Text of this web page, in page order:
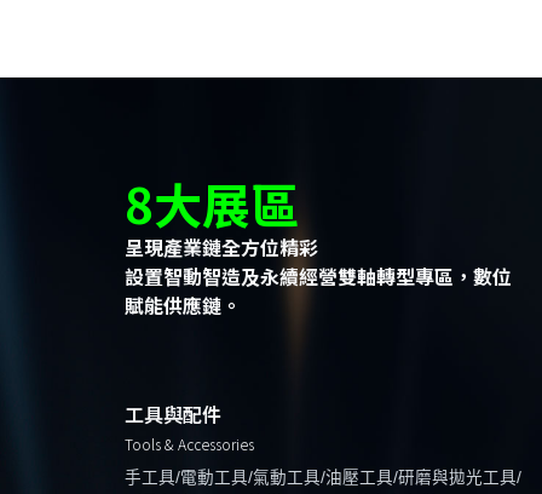
8大展區
呈現產業鏈全方位精彩
設置智動智造及永續經營雙軸轉型專區，數位
賦能供應鏈。
工具與配件
Tools & Accessories
手工具/電動工具/氣動工具/油壓工具/研磨與拋光工具/